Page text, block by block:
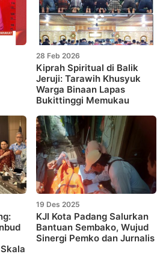
28 Feb 2026
Kiprah Spiritual di Balik
Jeruji: Tarawih Khusyuk
Warga Binaan Lapas
Bukittinggi Memukau
19 Des 2025
KJI Kota Padang Salurkan
Bantuan Sembako, Wujud
Sinergi Pemko dan Jurnalis